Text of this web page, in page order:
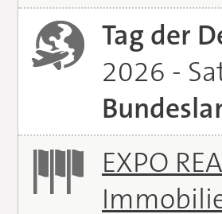
Tag der
2026 -
EXPO